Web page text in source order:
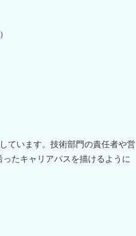
ています。技術部門の責任者や営
たキャリアパスを描けるように